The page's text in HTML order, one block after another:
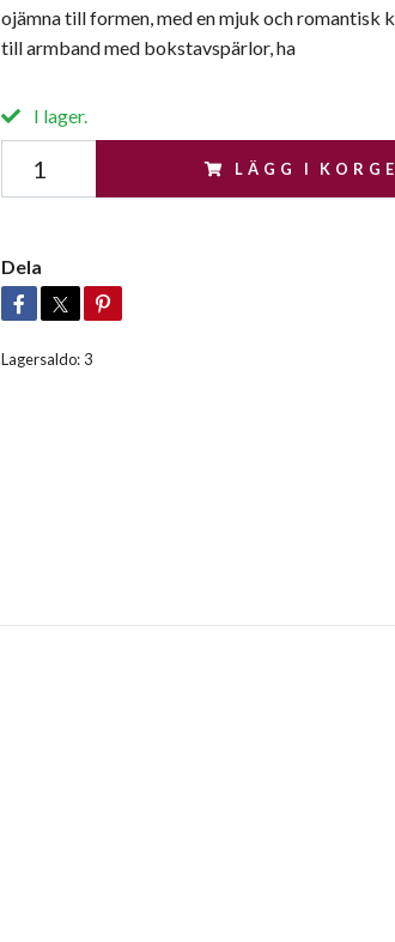
ojämna till formen, med en mjuk och romantisk
till armband med bokstavspärlor, ha
I lager.
LÄGG I
Dela
Lagersaldo: 3